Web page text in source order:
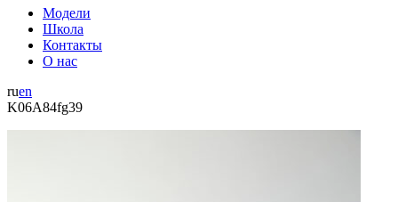
Модели
Школа
Контакты
О нас
ruen
K06A84fg39